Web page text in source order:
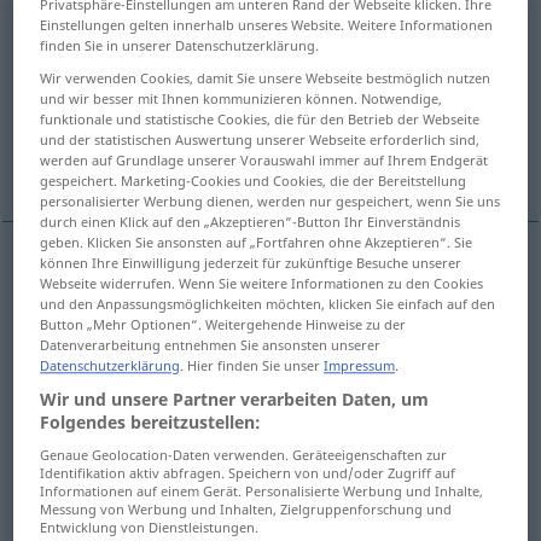
Hilfeleistung f
Übersicht aller Übersetzungen
(Für mehr Details die Übersetzung anklicken/antippen)
help, aid, assistance salvage
help HilfeleistungHelfen
assistance Hilfeleistung Helfen
aid Hilfeleistungbesonders finanzielle
salvage Hilfeleistung SCHIFF
Privatsphäre-Einstellungen am unteren Rand der Webseite klicken. Ihre
Einstellungen gelten innerhalb unseres Website. Weitere Informationen
finden Sie in unserer Datenschutzerklärung.
Wir verwenden Cookies, damit Sie unsere Webseite bestmöglich nutzen
und wir besser mit Ihnen kommunizieren können. Notwendige,
funktionale und statistische Cookies, die für den Betrieb der Webseite
und der statistischen Auswertung unserer Webseite erforderlich sind,
werden auf Grundlage unserer Vorauswahl immer auf Ihrem Endgerät
gespeichert. Marketing-Cookies und Cookies, die der Bereitstellung
personalisierter Werbung dienen, werden nur gespeichert, wenn Sie uns
durch einen Klick auf den „Akzeptieren“-Button Ihr Einverständnis
geben. Klicken Sie ansonsten auf „Fortfahren ohne Akzeptieren“. Sie
können Ihre Einwilligung jederzeit für zukünftige Besuche unserer
Webseite widerrufen. Wenn Sie weitere Informationen zu den Cookies
und den Anpassungsmöglichkeiten möchten, klicken Sie einfach auf den
Button „Mehr Optionen“. Weitergehende Hinweise zu der
Datenverarbeitung entnehmen Sie ansonsten unserer
Datenschutzerklärung. Hier finden Sie unserImpressum.
Wir und unsere Partner verarbeiten Daten, um
Folgendes bereitzustellen:
Genaue Geolocation-Daten verwenden. Geräteeigenschaften zur
Identifikation aktiv abfragen. Speichern von und/oder Zugriff auf
Informationen auf einem Gerät. Personalisierte Werbung und Inhalte,
Messung von Werbung und Inhalten, Zielgruppenforschung und
Entwicklung von Dienstleistungen.